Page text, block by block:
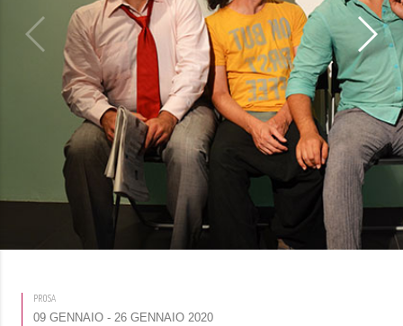
PROSA
09 GENNAIO - 26 GENNAIO 2020